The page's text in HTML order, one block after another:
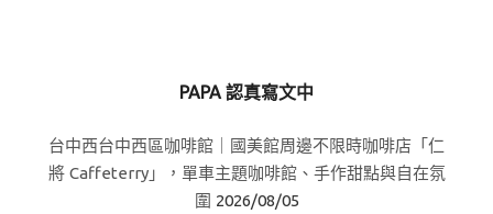
PAPA 認真寫文中
台中西台中西區咖啡館｜國美館周邊不限時咖啡店「仁
將 Caffeterry」，單車主題咖啡館、手作甜點與自在氛
圍 2026/08/05